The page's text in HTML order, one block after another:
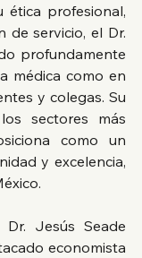
ética profesional,
de servicio, el Dr.
profundamente
médica como en
y colegas. Su
sectores más
como un
y excelencia,
Dr. Jesús Seade
economista